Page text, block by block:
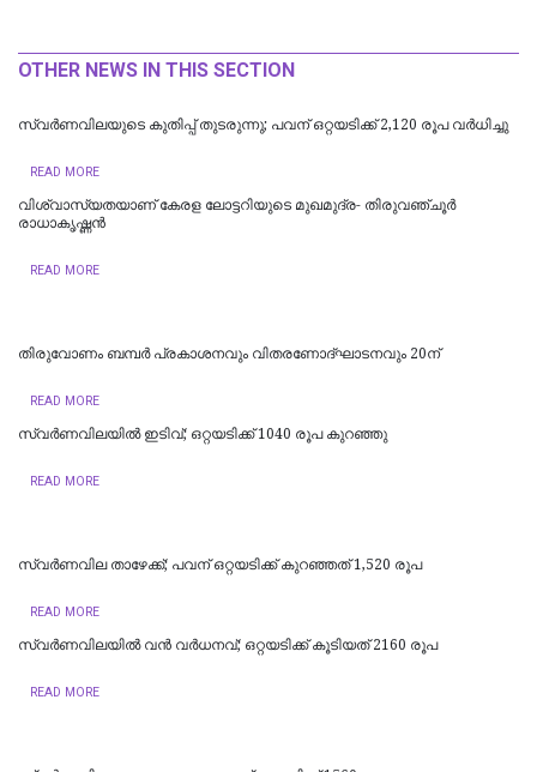
OTHER NEWS IN THIS SECTION
സ്വര്‍ണവിലയുടെ കുതിപ്പ് തുടരുന്നു; പവന് ഒറ്റയടിക്ക് 2,120 രൂപ വർധിച്ചു
READ MORE
വിശ്വാസ്യതയാണ് കേരള ലോട്ടറിയുടെ മുഖമുദ്ര- തിരുവഞ്ചൂർ
രാധാകൃഷ്ണൻ
READ MORE
തിരുവോണം ബമ്പര്‍ പ്രകാശനവും വിതരണോദ്ഘാടനവും 20ന്
READ MORE
സ്വർണവിലയിൽ ഇടിവ്; ഒറ്റയടിക്ക് 1040 രൂപ കുറഞ്ഞു
READ MORE
സ്വർണവില താഴേക്ക്; പവന് ഒറ്റയടിക്ക് കുറഞ്ഞത് 1,520 രൂപ
READ MORE
സ്വർണവിലയിൽ വൻ വർധനവ്; ഒറ്റയടിക്ക് കൂടിയത് 2160 രൂപ
READ MORE